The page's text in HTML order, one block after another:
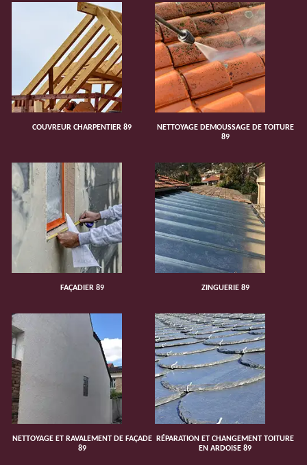
COUVREUR CHARPENTIER 89
NETTOYAGE DEMOUSSAGE DE TOITURE
89
FAÇADIER 89 ZINGUERIE 89
NETTOYAGE ET RAVALEMENT DE FAÇADE
89
RÉPARATION ET CHANGEMENT TOITURE
EN ARDOISE 89